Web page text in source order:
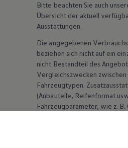
Bitte beachten Sie auch
Übersicht der aktuell
Ausstattungen.
Die angegebenen
beziehen sich nicht auf ein
nicht Bestandteil des
Vergleichszwecken
Fahrzeugtypen.
(Anbauteile, Reifenformat
Fahrzeugparameter, wie z. B.